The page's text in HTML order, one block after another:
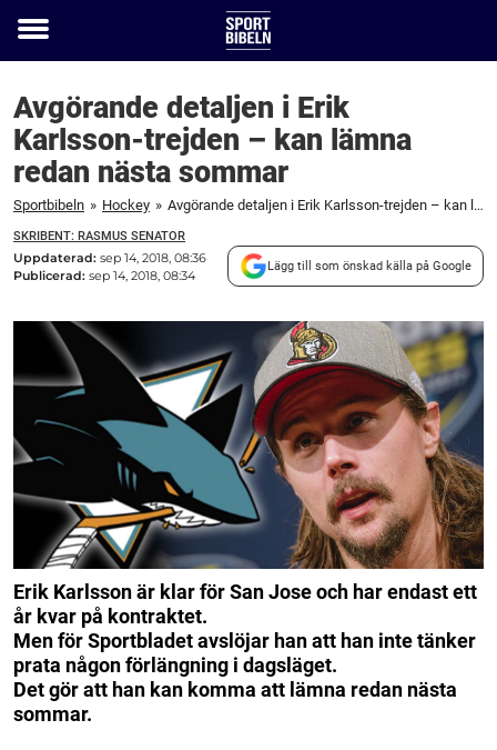
Toggle
Avgörande detaljen i Erik
Karlsson-trejden – kan lämna
redan nästa sommar
Sportbibeln » Hockey » Avgörande detaljen i Erik Karlsson-trejden – kan lämna redan nästa sommar
SKRIBENT: RASMUS SENATOR
Uppdaterad: sep 14, 2018, 08:36
Publicerad: sep 14, 2018, 08:34
Lägg till som önskad källa på Google
Erik Karlsson är klar för San Jose och har endast ett
år kvar på kontraktet.
Men för Sportbladet avslöjar han att han inte tänker
prata någon förlängning i dagsläget.
Det gör att han kan komma att lämna redan nästa
sommar.